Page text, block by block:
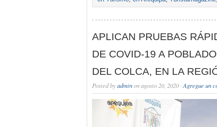
APLICAN PRUEBAS
DE COVID-19 A
DEL COLCA, EN LA
Posted byadminon agosto 20, 2020 · Agregue un